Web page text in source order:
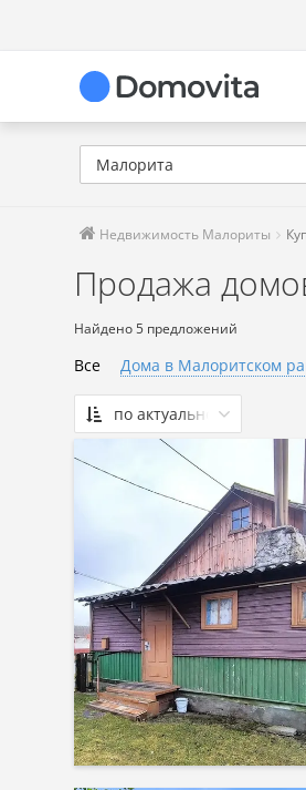
Малорита
Недвижимость Малориты
Продажа
Найдено 5 предложений
Все Дома в Малоритском
по актуальности
По актуальности
Сначала дешевые
Сначала дорогие
По комнатности: большая
По комнатности: малая →
большая
По площади: большая →
По площади: малая →